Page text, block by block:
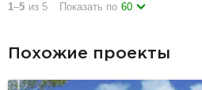
1–5 из 5 Показать по 60
Похожие проекты